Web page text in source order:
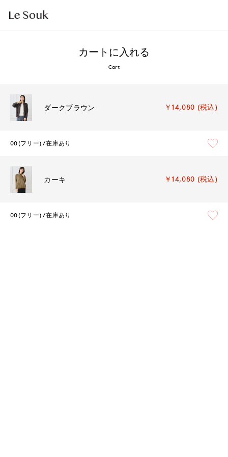
カートに入れる
Cart
ダークブラウン ￥14,080 (税込)
00(フリー) 在庫あり
カーキ ￥14,080 (税込)
00(フリー) 在庫あり